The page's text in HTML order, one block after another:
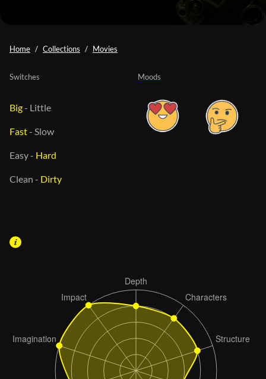
Home Collections Movies
Moods
Switches
Big- Little
Fast- Slow
Easy- Hard
Clean - Dirty